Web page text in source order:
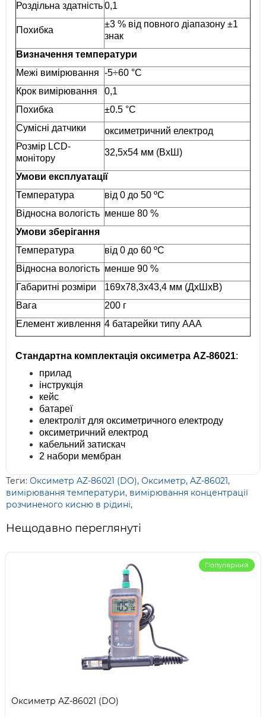
Роздільна здатність0,1
Похибка
±3 % від повного діапазону ±1
знак
Визначення температури
Межі вимірювання -5÷60 °C
Крок вимірювання
0,1
Похибка
±0.5 °C
Сумісні датчики
оксиметричний електрод
Розмір LCD-
монітору
32,5х54 мм (ВхШ)
Умови експлуатації
Температура
від 0 до 50 ºС
Відносна вологість менше 80 %
Умови зберігання
Температура
від 0 до 60 ºС
Відносна вологість менше 90 %
Габаритні розміри
169x78,3x43,4 мм (ДхШхВ)
Вага
200 г
Елемент живлення 4 батарейки типу AAA
Стандартна комплектація оксиметра AZ-86021:
прилад
інструкція
кейс
батареї
електроліт для оксиметричного електроду
оксиметричний електрод
кабельний затискач
2 набори мембран
Теги: Оксиметр AZ-86021 (DO), Оксиметр, AZ-86021,
вимірювання температури, вимірювання концентрації
розчиненого кисню в рідині,
Нещодавно переглянуті
Популярний
Оксиметр AZ-86021 (DO)